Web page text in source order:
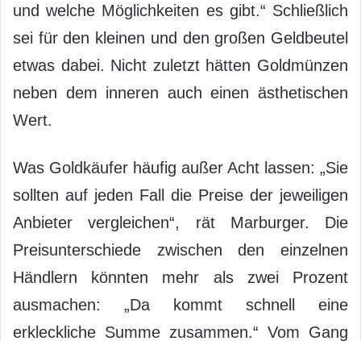
und welche Möglichkeiten es gibt.“ Schließlich
sei für den kleinen und den großen Geldbeutel
etwas dabei. Nicht zuletzt hätten Goldmünzen
neben dem inneren auch einen ästhetischen
Wert.
Was Goldkäufer häufig außer Acht lassen: „Sie
sollten auf jeden Fall die Preise der jeweiligen
Anbieter vergleichen“, rät Marburger. Die
Preisunterschiede zwischen den einzelnen
Händlern könnten mehr als zwei Prozent
ausmachen: „Da kommt schnell eine
erkleckliche Summe zusammen.“ Vom Gang